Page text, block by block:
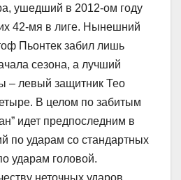
ушедший в 2012-ом году
42-мя в лиге. Нынешний
Пьонтек забил лишь
сезона, а лучший
– левый защитник Тео
В целом по забитым
идет предпоследним в
по ударам со стандартных
ударам головой.